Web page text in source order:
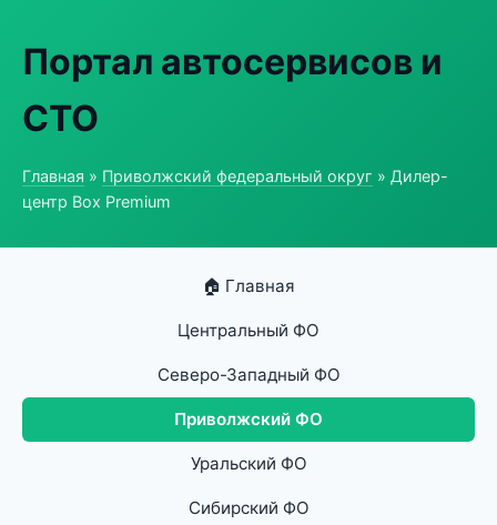
Портал автосервисов и
СТО
Главная » Приволжский федеральный округ » Дилер-
центр Box Premium
🏠 Главная
Центральный ФО
Северо-Западный ФО
Приволжский ФО
Уральский ФО
Сибирский ФО